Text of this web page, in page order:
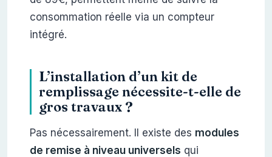
consommation réelle via un compteur
intégré.
L’installation d’un kit de
remplissage nécessite-t-elle de
gros travaux ?
Pas nécessairement. Il existe des modules
de remise à niveau universels qui